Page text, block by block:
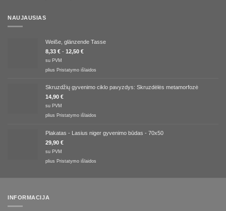
NAUJAUSIAS
Weiße, glänzende Tasse
8,33 € - 12,50 €
su PVM
plius Pristatymo išlaidos
Skruzdžių gyvenimo ciklo pavyzdys: Skruzdėlės metamorfozė
14,90 €
su PVM
plius Pristatymo išlaidos
Plakatas - Lasius niger gyvenimo būdas - 70x50
29,90 €
su PVM
plius Pristatymo išlaidos
INFORMACIJA